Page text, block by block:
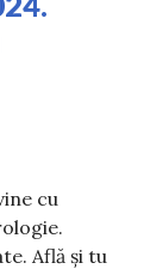
cu
Află și tu